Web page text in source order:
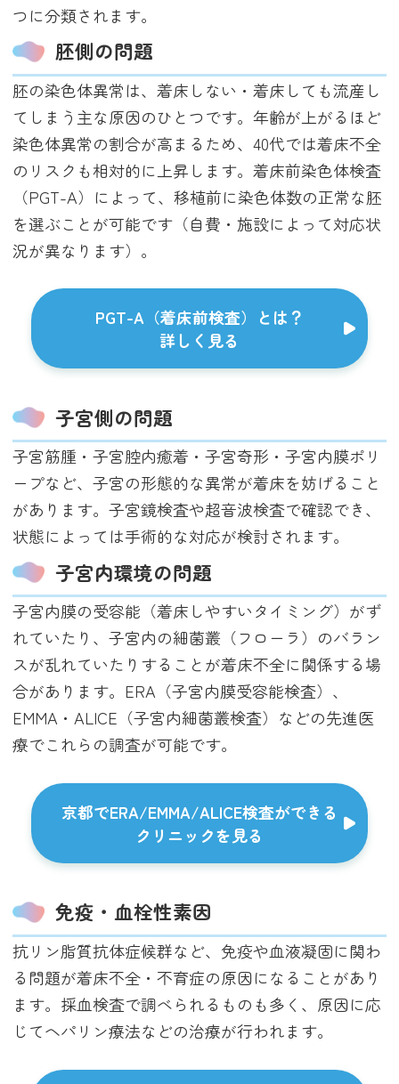
つに分類されます。
胚側の問題
胚の染色体異常は、着床しない・着床しても流産し
てしまう主な原因のひとつです。年齢が上がるほど
染色体異常の割合が高まるため、40代では着床不全
のリスクも相対的に上昇します。着床前染色体検査
（PGT-A）によって、移植前に染色体数の正常な胚
を選ぶことが可能です（自費・施設によって対応状
況が異なります）。
PGT-A（着床前検査）とは？
詳しく見る
子宮側の問題
子宮筋腫・子宮腔内癒着・子宮奇形・子宮内膜ポリ
ープなど、子宮の形態的な異常が着床を妨げること
があります。子宮鏡検査や超音波検査で確認でき、
状態によっては手術的な対応が検討されます。
子宮内環境の問題
子宮内膜の受容能（着床しやすいタイミング）がず
れていたり、子宮内の細菌叢（フローラ）のバラン
スが乱れていたりすることが着床不全に関係する場
合があります。ERA（子宮内膜受容能検査）、
EMMA・ALICE（子宮内細菌叢検査）などの先進医
療でこれらの調査が可能です。
京都でERA/EMMA/ALICE検査ができる
クリニックを見る
免疫・血栓性素因
抗リン脂質抗体症候群など、免疫や血液凝固に関わ
る問題が着床不全・不育症の原因になることがあり
ます。採血検査で調べられるものも多く、原因に応
じてヘパリン療法などの治療が行われます。